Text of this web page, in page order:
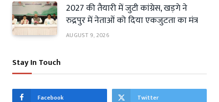
2027 की तैयारी में जुटी कांग्रेस, खड़गे ने
रुद्रपुर में नेताओं को दिया एकजुटता का मंत्र
AUGUST 9, 2026
Stay In Touch
Facebook Twitter